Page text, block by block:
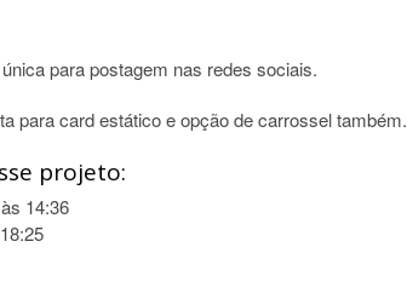
para postagem nas redes sociais.
para card estático e opção de carrossel também.
projeto:
14:36